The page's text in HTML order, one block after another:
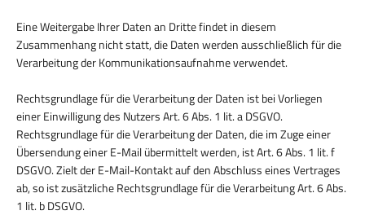
Eine Weitergabe Ihrer Daten an Dritte findet in diesem
Zusammenhang nicht statt, die Daten werden ausschließlich für die
Verarbeitung der Kommunikationsaufnahme verwendet.
Rechtsgrundlage für die Verarbeitung der Daten ist bei Vorliegen
einer Einwilligung des Nutzers Art. 6 Abs. 1 lit. a DSGVO.
Rechtsgrundlage für die Verarbeitung der Daten, die im Zuge einer
Übersendung einer E-Mail übermittelt werden, ist Art. 6 Abs. 1 lit. f
DSGVO. Zielt der E-Mail-Kontakt auf den Abschluss eines Vertrages
ab, so ist zusätzliche Rechtsgrundlage für die Verarbeitung Art. 6 Abs.
1 lit. b DSGVO.